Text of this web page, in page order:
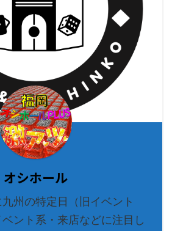
オシホール
州の特定日（旧イベント
ント系・来店などに注目し